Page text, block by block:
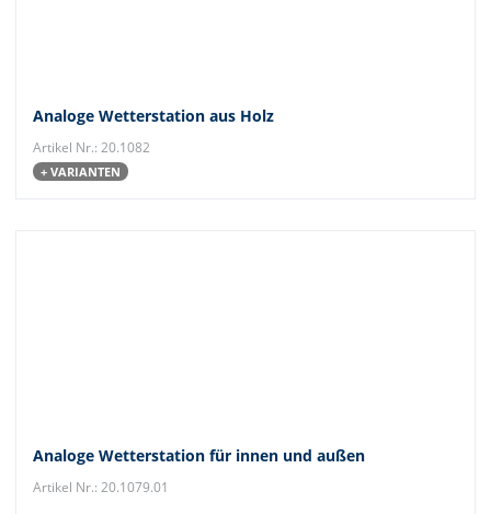
Analoge Wetterstation aus Holz
Artikel Nr.: 20.1082
+ VARIANTEN
Analoge Wetterstation für innen und außen
Artikel Nr.: 20.1079.01